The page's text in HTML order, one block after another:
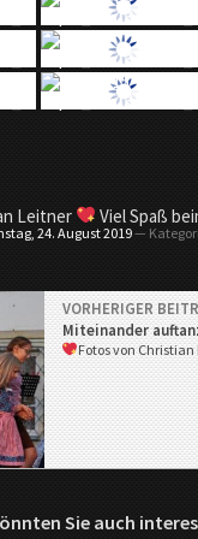
Leitner Viel Spaß
24. August 2019—
VORHERIGER
Miteinander
Fotos von
Sie auch